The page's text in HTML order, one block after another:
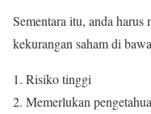
Sementara itu, anda harus
kekurangan saham di
Risiko tinggi
Memerlukan